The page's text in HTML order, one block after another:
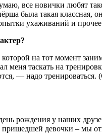
все новички любят
была такая
ухаживаний и
на тот момент
таскать на
— надо тренироваться.
рождения у наших
девочки – мы